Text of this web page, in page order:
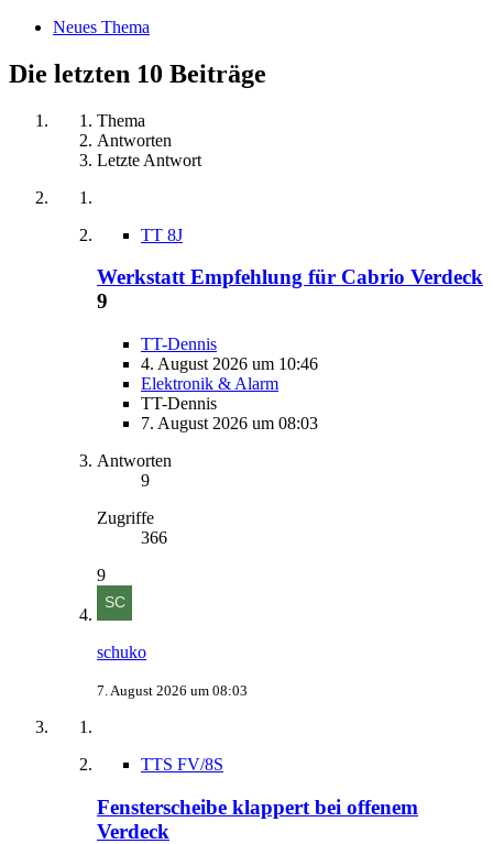
Neues Thema
Die letzten 10 Beiträge
Thema
Antworten
Letzte Antwort
TT 8J
Werkstatt Empfehlung für Cabrio Verdeck
9
TT-Dennis
4. August 2026 um 10:46
Elektronik & Alarm
TT-Dennis
7. August 2026 um 08:03
Antworten
9
Zugriffe
366
9
schuko
7. August 2026 um 08:03
TTS FV/8S
Fensterscheibe klappert bei offenem
Verdeck